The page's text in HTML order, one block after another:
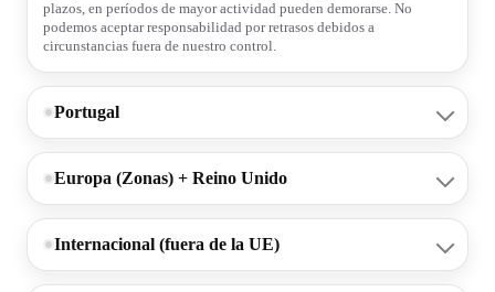
plazos, en períodos de mayor actividad pueden demorarse. No
podemos aceptar responsabilidad por retrasos debidos a
circunstancias fuera de nuestro control.
Portugal
Europa (Zonas) + Reino Unido
Internacional (fuera de la UE)